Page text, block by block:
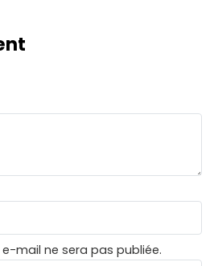
mail ne sera pas publiée.